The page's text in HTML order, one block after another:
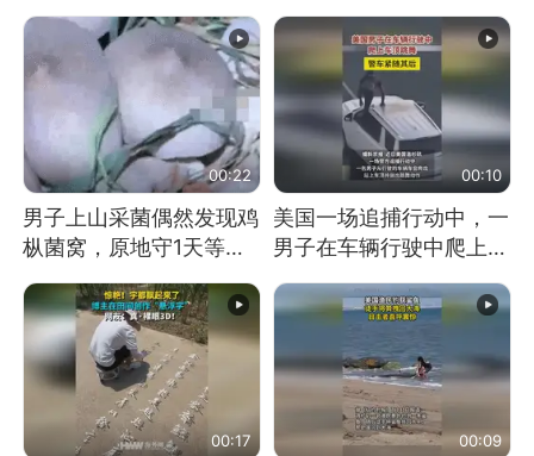
00:22
男子上山采菌偶然发现鸡
枞菌窝，原地守1天等它
00:10
美国一场追捕行动中，一
男子在车辆行驶中爬上车
00:17 00:09